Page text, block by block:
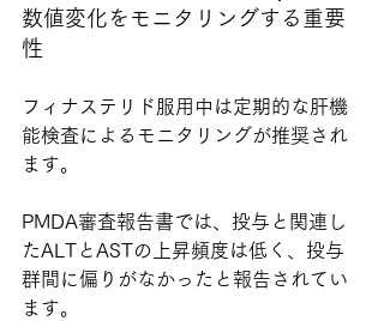
数値変化をモニタリングする重要
性
フィナステリド服用中は定期的な肝機
能検査によるモニタリングが推奨され
ます。
PMDA審査報告書では、投与と関連し
たALTとASTの上昇頻度は低く、投与
群間に偏りがなかったと報告されてい
ます。